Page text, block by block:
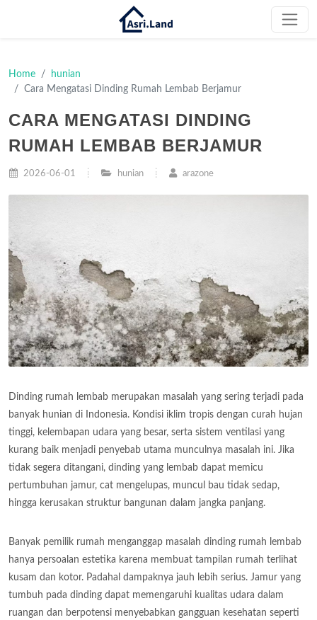
Home
hunian
Cara Mengatasi Dinding Rumah Lembab Berjamur
CARA MENGATASI DINDING
RUMAH LEMBAB BERJAMUR
2026-06-01 hunian arazone
Dinding rumah lembab merupakan masalah yang sering terjadi pada
banyak hunian di Indonesia. Kondisi iklim tropis dengan curah hujan
tinggi, kelembapan udara yang besar, serta sistem ventilasi yang
kurang baik menjadi penyebab utama munculnya masalah ini. Jika
tidak segera ditangani, dinding yang lembab dapat memicu
pertumbuhan jamur, cat mengelupas, muncul bau tidak sedap,
hingga kerusakan struktur bangunan dalam jangka panjang.
Banyak pemilik rumah menganggap masalah dinding rumah lembab
hanya persoalan estetika karena membuat tampilan rumah terlihat
kusam dan kotor. Padahal dampaknya jauh lebih serius. Jamur yang
tumbuh pada dinding dapat memengaruhi kualitas udara dalam
ruangan dan berpotensi menyebabkan gangguan kesehatan seperti